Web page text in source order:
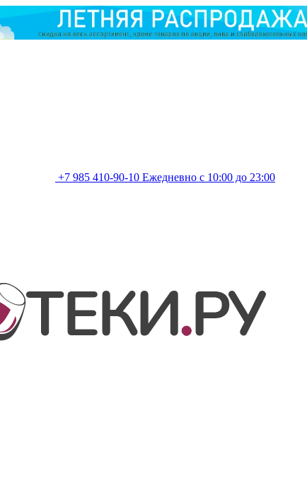
+7 985 410-90-10 Ежедневно с 10:00 до 23:00